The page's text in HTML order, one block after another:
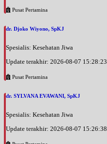
Pusat Pertamina
dr. Djoko Wiyono, SpKJ
Spesialis: Kesehatan Jiwa
Update terakhir: 2026-08-07 15:28:23
Pusat Pertamina
dr. SYLVANA EVAWANI, SpKJ
Spesialis: Kesehatan Jiwa
Update terakhir: 2026-08-07 15:26:38